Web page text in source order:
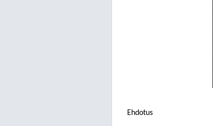
Ehdotus